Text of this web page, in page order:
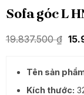
Sofa góc L
19.837.500₫ Giá
Tên sản
Kích thước: